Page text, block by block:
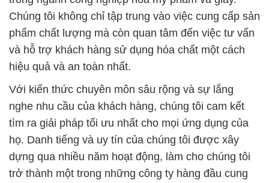
Với kiến thức chuyên môn sâu rộng và sự lắng
nghe nhu cầu của khách hàng, chúng tôi cam kết
tìm ra giải pháp tối ưu nhất cho mọi ứng dụng của
họ. Danh tiếng và uy tín của chúng tôi được xây
dựng qua nhiều năm hoạt động, làm cho chúng tôi
trở thành một trong những công ty hàng đầu cung
cấp hóa chất tại thị trường Việt Nam.
Với chúng tôi, bạn không chỉ có một nhà cung cấp
hóa chất đáng tin cậy mà còn có một đối tác chia sẻ
và hỗ trợ trong mọi khía cạnh công nghiệp của bạn.